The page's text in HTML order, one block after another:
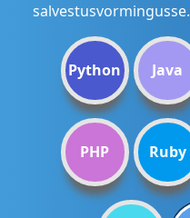
salvestusvormingusse.
Python Java
PHP Ruby